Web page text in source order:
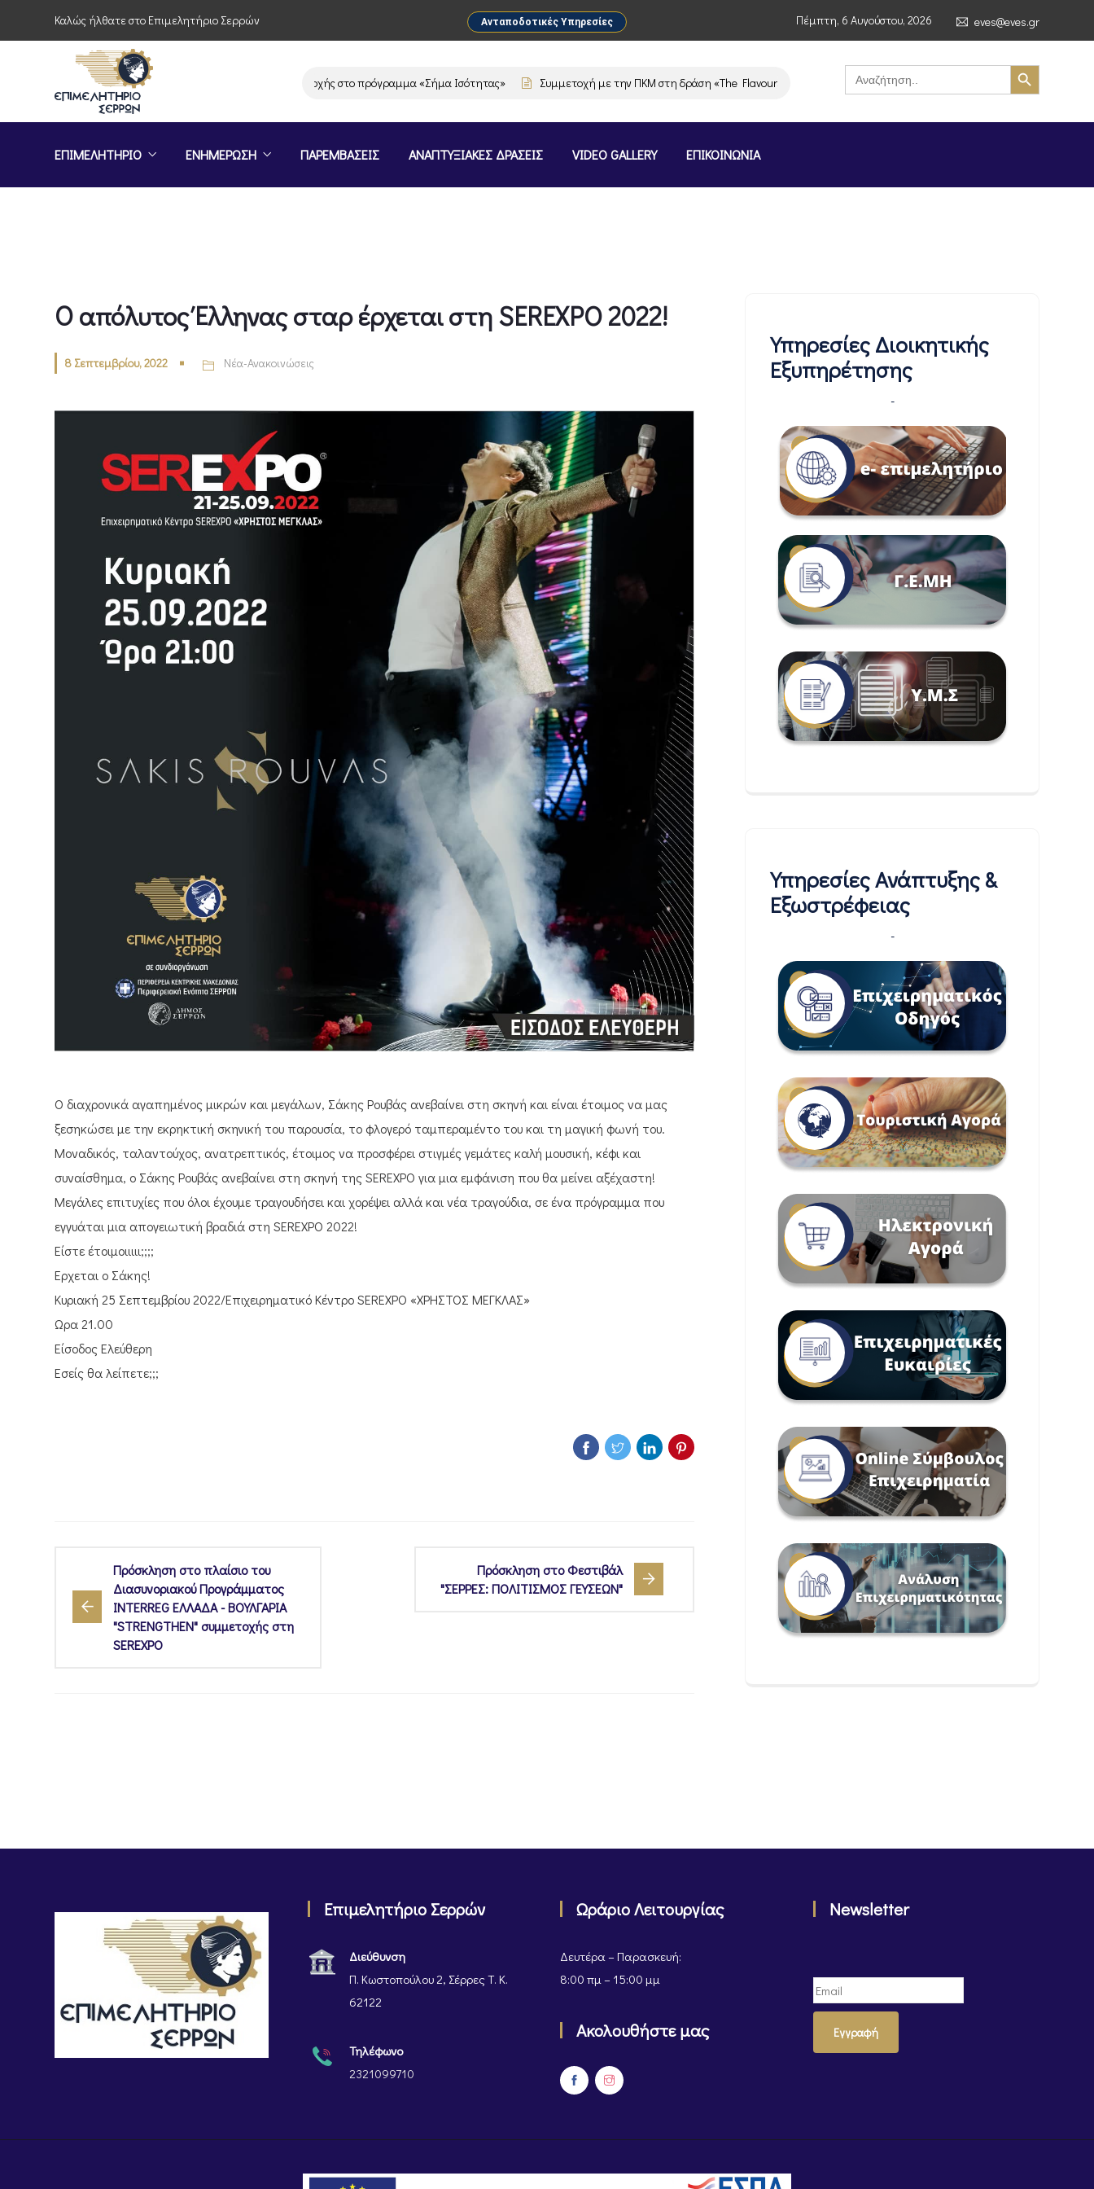
Καλώς ήλθατε στο Επιμελητήριο Σερρών Ανταποδοτικές Υπηρεσίες Πέμπτη, 6 Αυγούστου, 2026 eves@eves.gr
Πρόσκληση συμμετοχής στο πρόγραμμα «Σήμα Ισότητας» Συμμετοχή με την ΠΚΜ στη δράση «The Flavours of Greece Stockholm Greek Month» (4–7/11/2026, Στοκχόλμη)
Search
for:
Search Button
ΕΠΙΜΕΛΗΤΗΡΙΟ ΕΝΗΜΕΡΩΣΗ ΠΑΡΕΜΒΑΣΕΙΣ ΑΝΑΠΤΥΞΙΑΚΕΣ ΔΡΑΣΕΙΣ VIDEO GALLERY ΕΠΙΚΟΙΝΩΝΙΑ
Ο απόλυτος Έλληνας σταρ έρχεται στη SEREXPO 2022!
8 Σεπτεμβρίου, 2022 Νέα-Ανακοινώσεις
O διαχρονικά αγαπημένος μικρών και μεγάλων, Σάκης Ρουβάς ανεβαίνει στη σκηνή και είναι έτοιμος να μας
ξεσηκώσει με την εκρηκτική σκηνική του παρουσία, το φλογερό ταμπεραμέντο του και τη μαγική φωνή του.
Μοναδικός, ταλαντούχος, ανατρεπτικός, έτοιμος να προσφέρει στιγμές γεμάτες καλή μουσική, κέφι και
συναίσθημα, ο Σάκης Ρουβάς ανεβαίνει στη σκηνή της SEREXPO για μια εμφάνιση που θα μείνει αξέχαστη!
Μεγάλες επιτυχίες που όλοι έχουμε τραγουδήσει και χορέψει αλλά και νέα τραγούδια, σε ένα πρόγραμμα που
εγγυάται μια απογειωτική βραδιά στη SEREXPO 2022!
Είστε έτοιμοιιιιι;;;;
Έρχεται ο Σάκης!
Κυριακή 25 Σεπτεμβρίου 2022/Επιχειρηματικό Κέντρο SEREXPO «ΧΡΗΣΤΟΣ ΜΕΓΚΛΑΣ»
Ώρα 21.00
Είσοδος Ελεύθερη
Εσείς θα λείπετε;;;
Πρόσκληση στο πλαίσιο του
Διασυνοριακού Προγράμματος
INTERREG ΕΛΛΑΔΑ - ΒΟΥΛΓΑΡΙΑ
"STRENGTHEN" συμμετοχής στη
SEREXPO
Πρόσκληση στο Φεστιβάλ
"ΣΕΡΡΕΣ: ΠΟΛΙΤΙΣΜΟΣ ΓΕΥΣΕΩΝ"
Υπηρεσίες Διοικητικής
Εξυπηρέτησης
-
Υπηρεσίες Ανάπτυξης &
Εξωστρέφειας
-
Επιμελητήριο Σερρών
Διεύθυνση
Π. Κωστοπούλου 2, Σέρρες Τ. Κ.
62122
Τηλέφωνο
2321099710
Ωράριο Λειτουργίας
Δευτέρα – Παρασκευή:
8:00 πμ – 15:00 μμ
Ακολουθήστε μας
Newsletter
Εγγραφή